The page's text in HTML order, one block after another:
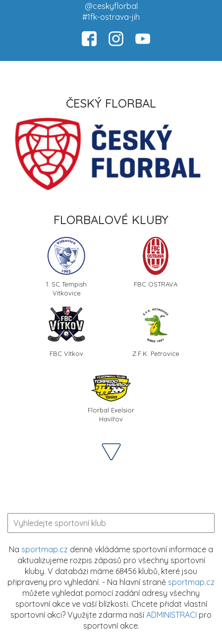
@ceskyflorbal
#1fk-ostrava-jih
ČESKÝ FLORBAL
FLORBALOVÉ KLUBY
1. SC Tempish
Vítkovice
FBC OSTRAVA
FBC Vítkov Z.F.K. Petrovice
Florbal Exelsior
Havířov
Na sportmap.cz denně vkládáme sportovní informace a
aktualizujeme rozpis zápasů pro všechny sportovní
kluby. V databázi máme 68456 klubů, které jsou
připraveny pro vyhledání. - Na hlavní straně sportmap.cz
můžete vyhledat pomocí zadání adresy všechny
sportovní akce ve vaší blízkosti. Chcete přidat vlastní
sportovní akci? Využijte zdarma naší ADMINISTRACI pro
sportovní akce.